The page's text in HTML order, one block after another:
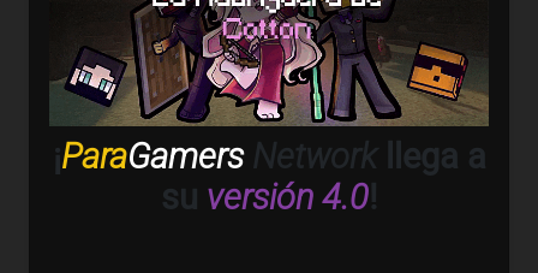
¡ParaGamersNetworkllega a
su versión 4.0!